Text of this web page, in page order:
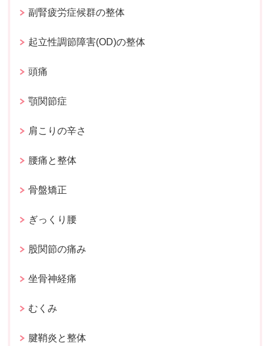
副腎疲労症候群の整体
起立性調節障害(OD)の整体
頭痛
顎関節症
肩こりの辛さ
腰痛と整体
骨盤矯正
ぎっくり腰
股関節の痛み
坐骨神経痛
むくみ
腱鞘炎と整体